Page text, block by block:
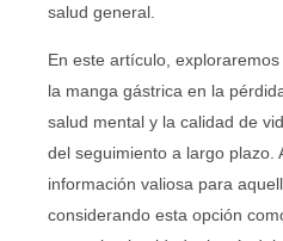
salud general.
En este artículo,
la manga gástrica en la
salud mental y la calidad de
del seguimiento a largo plazo.
información valiosa para
considerando esta opción